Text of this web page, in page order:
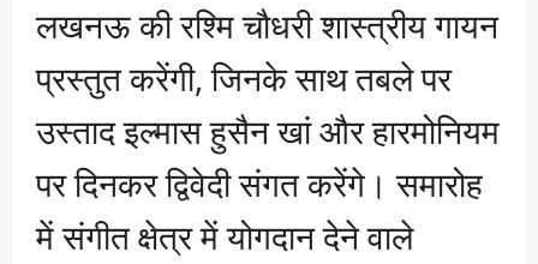
लखनऊ की रश्मि चौधरी शास्त्रीय गायन
प्रस्तुत करेंगी, जिनके साथ तबले पर
उस्ताद इल्मास हुसैन खां और हारमोनियम
पर दिनकर द्विवेदी संगत करेंगे। समारोह
में संगीत क्षेत्र में योगदान देने वाले